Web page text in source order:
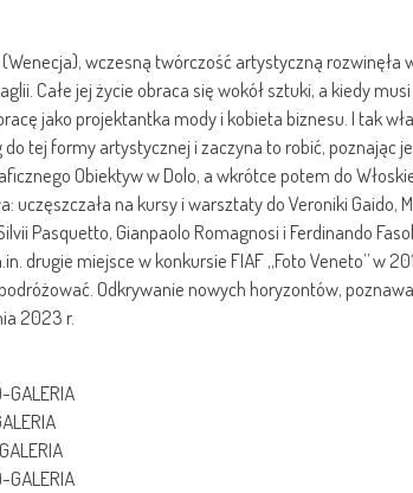
wczesną twórczość artystyczną
Całe jej życie obraca się wokół sztuki, a kiedy
jako projektantka mody i kobieta biznesu. I tak
tej formy artystycznej i zaczyna to robić, poznając
Obiektyw w Dolo, a wkrótce potem do
uczęszczała na kursy i warsztaty do Veroniki Gaido,
Pasquetto, Gianpaolo Romagnosi i Ferdinando
drugie miejsce w konkursie FIAF „Foto Veneto” w
Odkrywanie nowych horyzontów,
2023 r.
GALERIA
GALERIA